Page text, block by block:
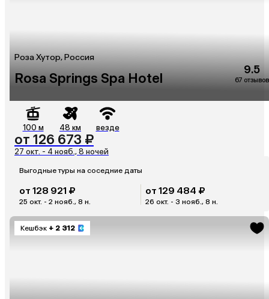
Роза Хутор, Россия
Rosa Springs Spa Hotel
9.5
67 отзывов
100 м 48 км везде
от 126 673 ₽
27 окт. - 4 нояб., 8 ночей
Выгодные туры на соседние даты
от 128 921 ₽
25 окт. - 2 нояб., 8 н.
от 129 484 ₽
26 окт. - 3 нояб., 8 н.
Кешбэк + 2 312